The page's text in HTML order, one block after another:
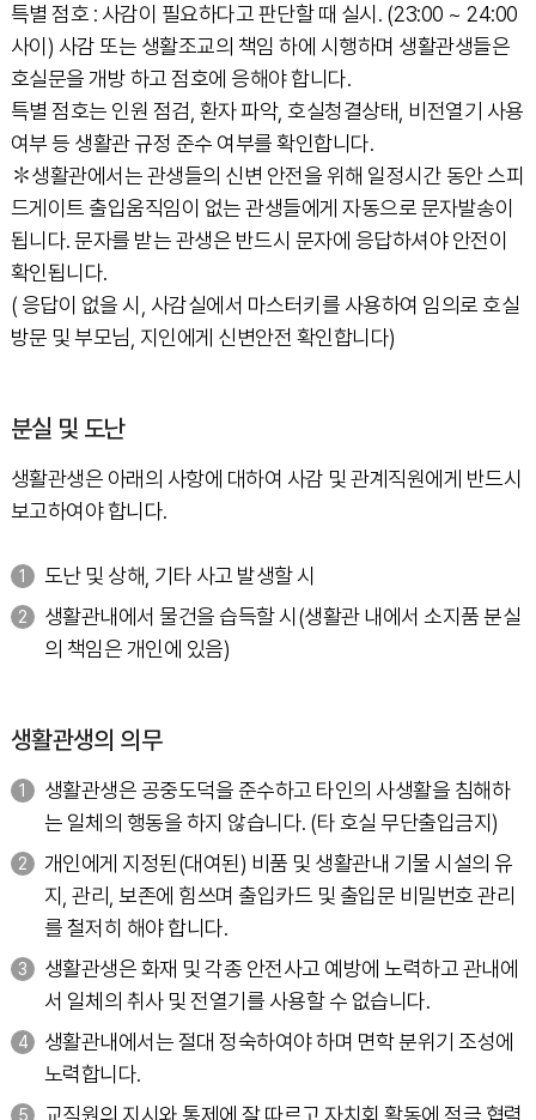
특별 점호 : 사감이 필요하다고 판단할 때 실시. (23:00 ~ 24:00
사이) 사감 또는 생활조교의 책임 하에 시행하며 생활관생들은
호실문을 개방 하고 점호에 응해야 합니다.
특별 점호는 인원 점검, 환자 파악, 호실청결상태, 비전열기 사용
여부 등 생활관 규정 준수 여부를 확인합니다.
✽생활관에서는 관생들의 신변 안전을 위해 일정시간 동안 스피
드게이트 출입움직임이 없는 관생들에게 자동으로 문자발송이
됩니다. 문자를 받는 관생은 반드시 문자에 응답하셔야 안전이
확인됩니다.
( 응답이 없을 시, 사감실에서 마스터키를 사용하여 임의로 호실
방문 및 부모님, 지인에게 신변안전 확인합니다)
분실 및 도난
생활관생은 아래의 사항에 대하여 사감 및 관계직원에게 반드시
보고하여야 합니다.
도난 및 상해, 기타 사고 발생할 시
생활관내에서 물건을 습득할 시(생활관 내에서 소지품 분실
의 책임은 개인에 있음)
생활관생의 의무
생활관생은 공중도덕을 준수하고 타인의 사생활을 침해하
는 일체의 행동을 하지 않습니다. (타 호실 무단출입금지)
개인에게 지정된(대여된) 비품 및 생활관내 기물 시설의 유
지, 관리, 보존에 힘쓰며 출입카드 및 출입문 비밀번호 관리
를 철저히 해야 합니다.
생활관생은 화재 및 각종 안전사고 예방에 노력하고 관내에
서 일체의 취사 및 전열기를 사용할 수 없습니다.
생활관내에서는 절대 정숙하여야 하며 면학 분위기 조성에
노력합니다.
교직원의 지시와 통제에 잘 따르고 자치회 활동에 적극 협력